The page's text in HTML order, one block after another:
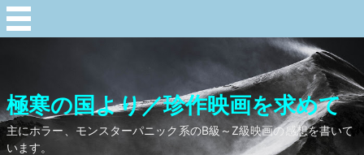
極寒の国より／珍作映画を求めて
主にホラー、モンスターパニック系のB級～Z級映画の感想を書いて
います。